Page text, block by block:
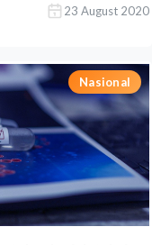
23 August 2020
Nasional